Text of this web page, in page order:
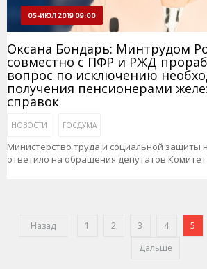
05-ИЮЛ 2019 09:00
Оксана Бондарь: Минтрудом
совместно с ПФР и РЖД
вопрос по исключению
получения пенсионерами
справок
НОВОСТИ ГОСДУМА
Министерство труда и социальной защиты
ответило на обращения депутатов
Назад 1 2 3 4 5
Дальше